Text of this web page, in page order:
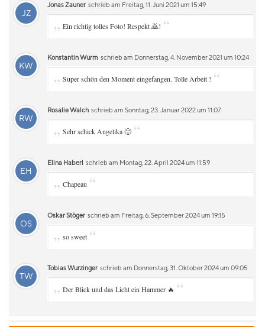
JZ
Jonas Zauner schrieb am Freitag, 11. Juni 2021 um 15:49
„ Ein richtig tolles Foto! Respekt 🙇! “
KW
Konstantin Wurm schrieb am Donnerstag, 4. November 2021 um 10:24
„ Super schön den Moment eingefangen. Tolle Arbeit ! “
RW
Rosalie Walch schrieb am Sonntag, 23. Januar 2022 um 11:07
„ Sehr schick Angelika 🙂 “
EH
Elina Haberl schrieb am Montag, 22. April 2024 um 11:59
„ Chapeau “
OS
Oskar Stöger schrieb am Freitag, 6. September 2024 um 19:15
„ so sweet “
TW
Tobias Wurzinger schrieb am Donnerstag, 31. Oktober 2024 um 09:05
„ Der Blick und das Licht ein Hammer 🔥 “